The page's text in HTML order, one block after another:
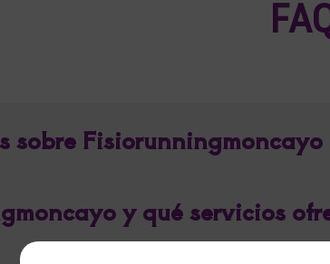
sobre Fisiorunningmoncayo
y qué servicios